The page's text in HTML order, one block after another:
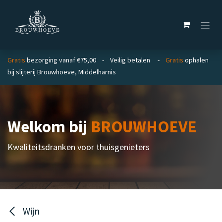
Gratis bezorging vanaf €75,00 - Veilig betalen - Gratis ophalen
bij slijterij Brouwhoeve, Middelharnis
Welkom bijBROUWHOEVE
Kwaliteitsdranken voor thuisgenieters
Wijn